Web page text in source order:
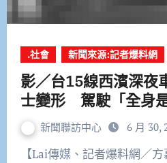
.社會 新聞來源:記者爆料網
影／台15線西濱深夜
士變形 駕駛「全身
新聞聯訪中心 6 月 30,
【Lai傳媒、記者爆料網／